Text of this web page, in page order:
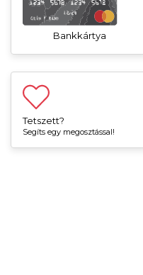
Bankkártya
Tetszett?
Segíts egy megosztással!